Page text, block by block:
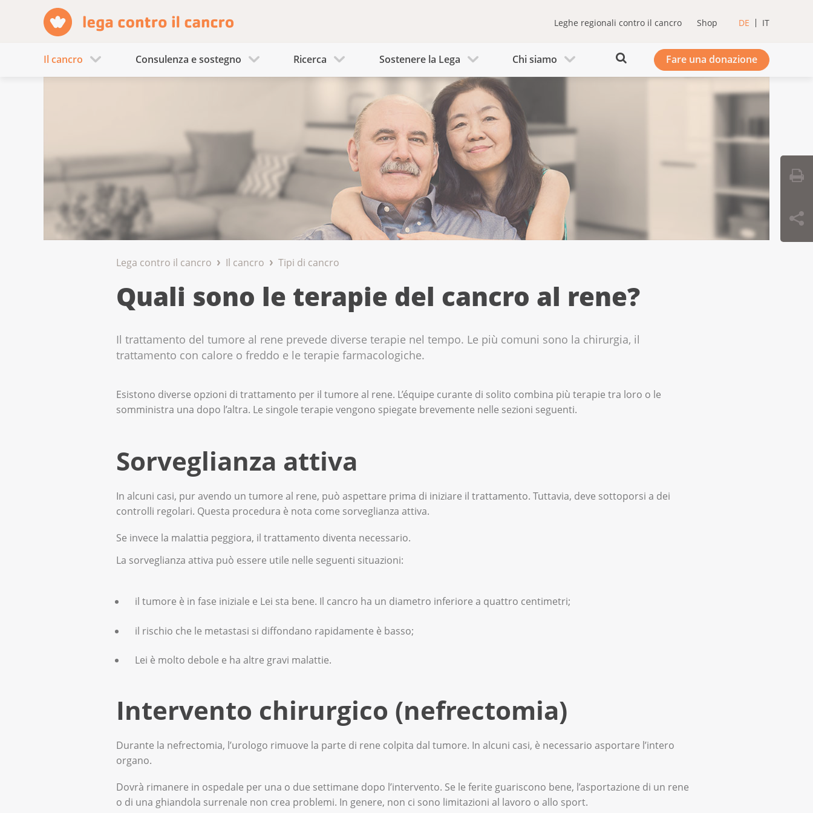
Leghe regionali contro il cancro Shop DE IT
Il cancro Consulenza e sostegno Ricerca Sostenere la Lega Chi siamo Fare una donazione
Lega contro il cancro Il cancro Tipi di cancro
Quali sono le terapie del cancro al rene?
Il trattamento del tumore al rene prevede diverse terapie nel tempo. Le più comuni sono la chirurgia, il
trattamento con calore o freddo e le terapie farmacologiche.
Esistono diverse opzioni di trattamento per il tumore al rene. L’équipe curante di solito combina più terapie tra loro o le
somministra una dopo l’altra. Le singole terapie vengono spiegate brevemente nelle sezioni seguenti.
Sorveglianza attiva
In alcuni casi, pur avendo un tumore al rene, può aspettare prima di iniziare il trattamento. Tuttavia, deve sottoporsi a dei
controlli regolari. Questa procedura è nota come sorveglianza attiva.
Se invece la malattia peggiora, il trattamento diventa necessario.
La sorveglianza attiva può essere utile nelle seguenti situazioni:
il tumore è in fase iniziale e Lei sta bene. Il cancro ha un diametro inferiore a quattro centimetri;
il rischio che le metastasi si diffondano rapidamente è basso;
Lei è molto debole e ha altre gravi malattie.
Intervento chirurgico (nefrectomia)
Durante la nefrectomia, l’urologo rimuove la parte di rene colpita dal tumore. In alcuni casi, è necessario asportare l’intero
organo.
Dovrà rimanere in ospedale per una o due settimane dopo l’intervento. Se le ferite guariscono bene, l’asportazione di un rene
o di una ghiandola surrenale non crea problemi. In genere, non ci sono limitazioni al lavoro o allo sport.